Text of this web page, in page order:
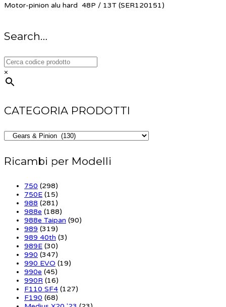
Motor-pinion alu hard 48P / 13T (SER120151)
Search…
×
CATEGORIA PRODOTTI
Ricambi per Modelli
750 (298)
750E (15)
988 (281)
988e (188)
988e Taipan (90)
989 (319)
989 40th (3)
989E (30)
990 (347)
990 EVO (19)
990e (45)
990R (16)
F110 SF4 (127)
F190 (68)